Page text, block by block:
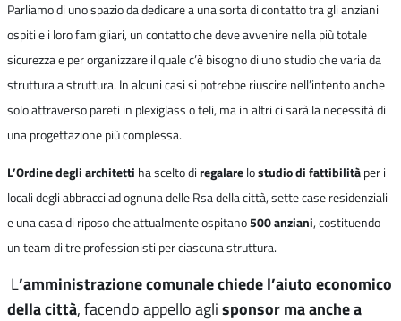
Parliamo di uno spazio da dedicare a una sorta di contatto tra gli anziani
ospiti e i loro famigliari, un contatto che deve avvenire nella più totale
sicurezza e per organizzare il quale c’è bisogno di uno studio che varia da
struttura a struttura. In alcuni casi si potrebbe riuscire nell’intento anche
solo attraverso pareti in plexiglass o teli, ma in altri ci sarà la necessità di
una progettazione più complessa.
L’Ordine degli architetti ha scelto di regalare lostudio di fattibilità per i
locali degli abbracci ad ognuna delle Rsa della città, sette case residenziali
e una casa di riposo che attualmente ospitano500 anziani, costituendo
un team di tre professionisti per ciascuna struttura.
L’amministrazione comunale chiede l’aiuto economico
della città, facendo appello agli sponsor ma anche a